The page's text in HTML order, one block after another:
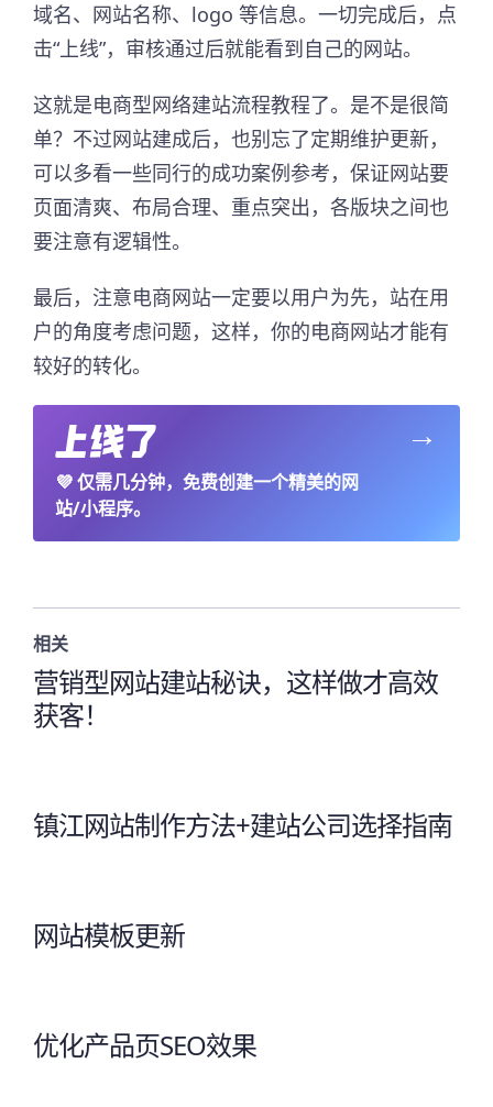
域名、网站名称、logo 等信息。一切完成后，点
击“上线”，审核通过后就能看到自己的网站。
这就是电商型网络建站流程教程了。是不是很简
单？不过网站建成后，也别忘了定期维护更新，
可以多看一些同行的成功案例参考，保证网站要
页面清爽、布局合理、重点突出，各版块之间也
要注意有逻辑性。
最后，注意电商网站一定要以用户为先，站在用
户的角度考虑问题，这样，你的电商网站才能有
较好的转化。
💜仅需几分钟，免费创建一个精美的网
站/小程序。
→
相关
营销型网站建站秘诀，这样做才高效
获客！
镇江网站制作方法+建站公司选择指南
网站模板更新
优化产品页SEO效果